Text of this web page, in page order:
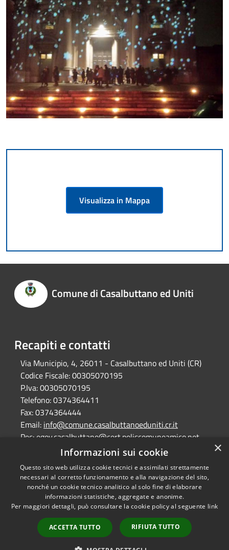
Visualizza in Mappa
Comune di Casalbuttano ed Uniti
Recapiti e contatti
Via Municipio, 4, 26011 - Casalbuttano ed Uniti (CR)
Codice Fiscale:00305070195
P.Iva:00305070195
Telefono:0374364411
Fax:0374364444
Email: info@comune.casalbuttanoeduniti.cr.it
Pec: egov.casalbuttano@cert.poliscomuneamico.net
RSS
Accessibilità
Cookie
Mappa del sito
dichiarazione di
Copyright © 2026 • Comune di
Casalbuttano ed Uniti •
Powered byMunicipium
Accesso redazione
×
Informazioni sui cookie
Questo sito web utilizza cookie tecnici e assimilati strettamente
necessari al corretto funzionamento e alla navigazione del sito,
nonché un cookie tecnico analitico al solo fine di elaborare
informazioni statistiche, aggregate e anonime.
Per maggiori dettagli, può consultare la cookie policy al seguente link
ACCETTA TUTTO RIFIUTA TUTTO